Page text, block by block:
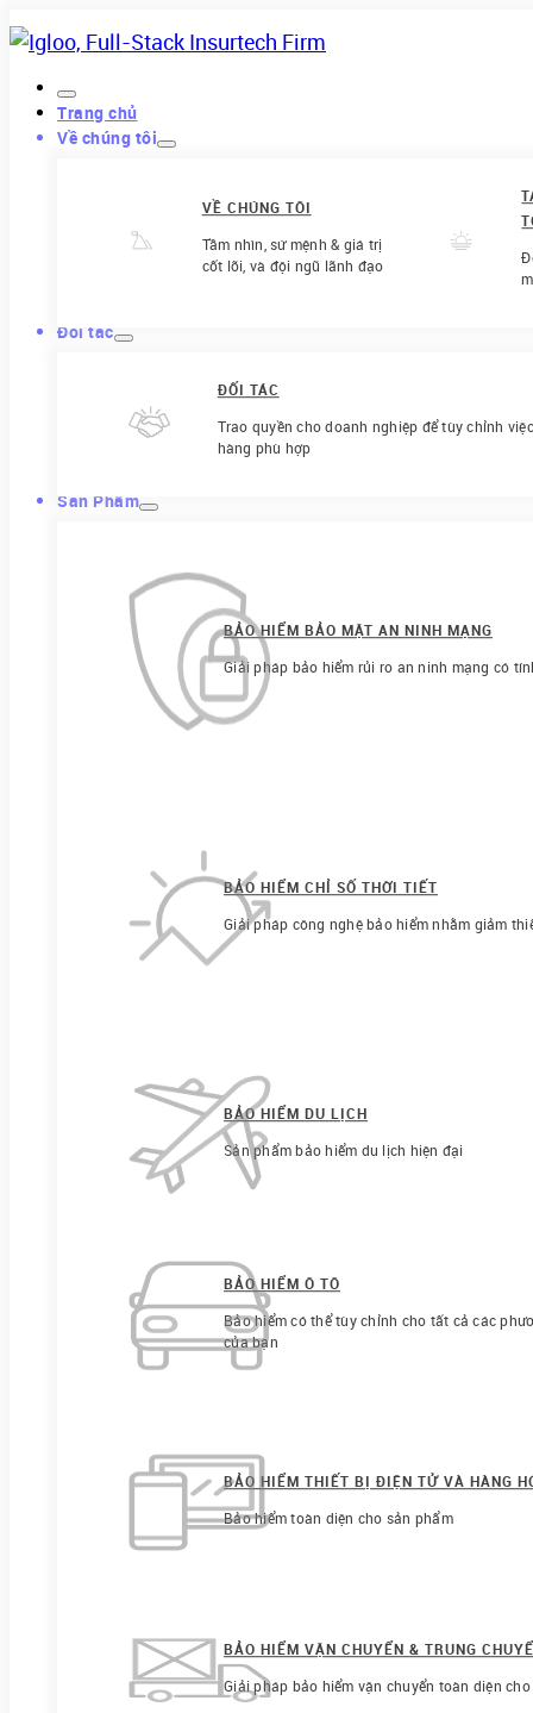
Trang chủ
Về chúng tôi
VỀ CHÚNG TÔI
Tầm nhìn, sứ mệnh & giá trị
cốt lõi, và đội ngũ lãnh đạo
Đối tác
ĐỐI TÁC
Trao quyền cho doanh nghiệp để tùy chỉnh
hàng phù hợp
Sản Phẩm
BẢO HIỂM BẢO MẬT AN NINH MẠNG
Giải pháp bảo hiểm rủi ro an ninh mạng có
BẢO HIỂM CHỈ SỐ THỜI TIẾT
Giải pháp công nghệ bảo hiểm nhằm giảm
BẢO HIỂM DU LỊCH
Sản phẩm bảo hiểm du lịch hiện đại
BẢO HIỂM Ô TÔ
Bảo hiểm có thể tùy chỉnh cho tất cả các
của bạn
BẢO HIỂM THIẾT BỊ ĐIỆN TỬ VÀ HÀNG
Bảo hiểm toàn diện cho sản phẩm
BẢO HIỂM VẬN CHUYỂN & TRUNG
Giải pháp bảo hiểm vận chuyển toàn diện